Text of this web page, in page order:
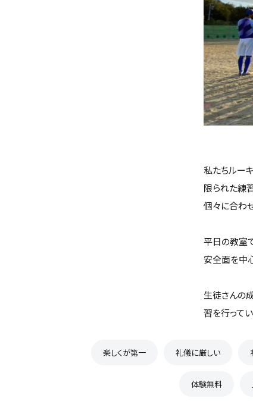
私たちルー
限られた練
個々に合わ
平日の教室
安全面を中
生徒さんの
習を行って
楽しくが第一 礼儀に厳しい
体験無料